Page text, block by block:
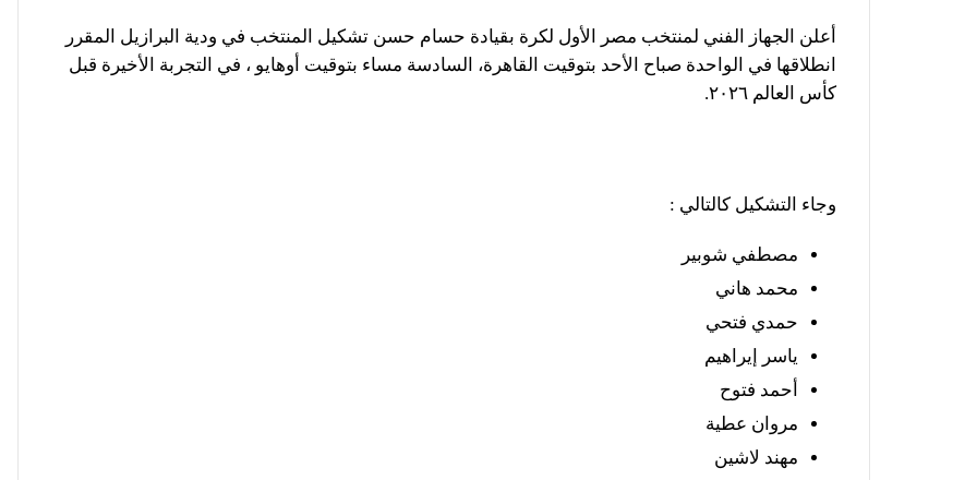
أعلن الجهاز الفني لمنتخب مصر الأول لكرة بقيادة حسام حسن تشكيل المنتخب في ودية البرازيل المقرر
انطلاقها في الواحدة صباح الأحد بتوقيت القاهرة، السادسة مساء بتوقيت أوهايو ، في التجربة الأخيرة قبل
كأس العالم ٢٠٢٦.
وجاء التشكيل كالتالي :
مصطفي شوبير
محمد هاني
حمدي فتحي
ياسر إيراهيم
أحمد فتوح
مروان عطية
مهند لاشين